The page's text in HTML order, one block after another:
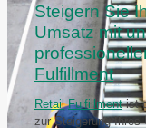
Steigern Sie
Umsatz mit
Fulfillment
Retail Fulfillmentist
zur Steigerung Ihres